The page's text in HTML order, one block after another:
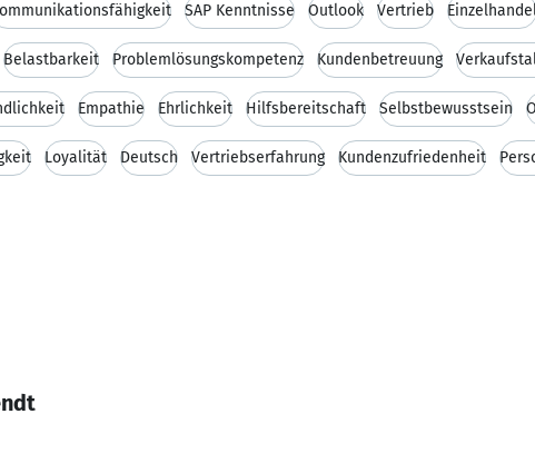
SAP Kenntnisse Outlook Vertrieb
Belastbarkeit Problemlösungskompetenz Kundenbetreuung
Empathie Ehrlichkeit Hilfsbereitschaft Selbstbewusstsein
Loyalität Deutsch Vertriebserfahrung Kundenzufriedenheit